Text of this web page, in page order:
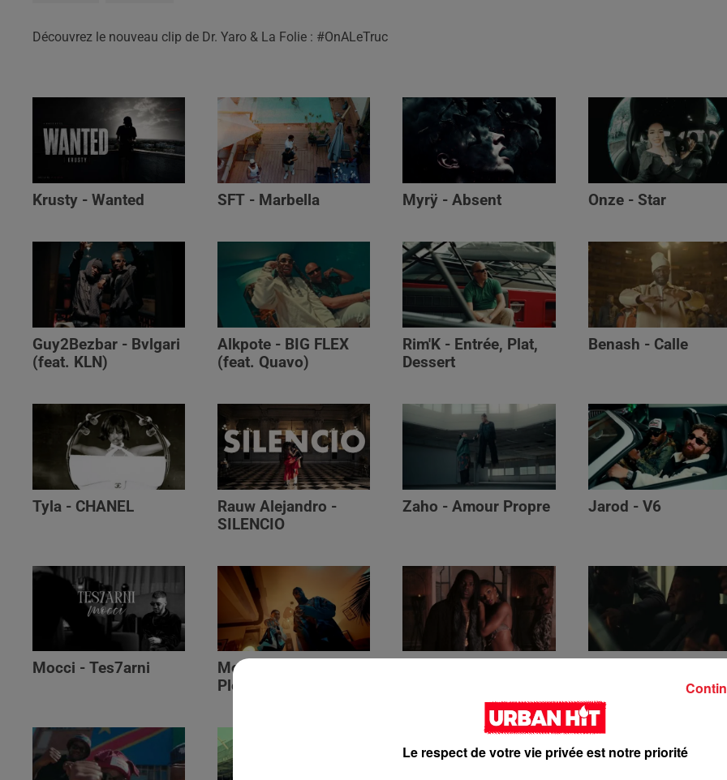
Découvrez le nouveau clip de Dr. Yaro & La Folie : #OnALeTruc
Krusty - Wanted SFT - Marbella Myrÿ - Absent Onze - Star
Guy2Bezbar - Bvlgari
(feat. KLN)
Alkpote - BIG FLEX
(feat. Quavo)
Rim'K - Entrée, Plat,
Dessert
Benash - Calle
Tyla - CHANEL
Rauw Alejandro -
SILENCIO
Zaho - Amour Propre Jarod - V6
Mocci - Tes7arni
Monsieur Nov‬ -
Please (feat. RSKO)
interlude Yorssy
Le respect de votre vie privée est notre priorité